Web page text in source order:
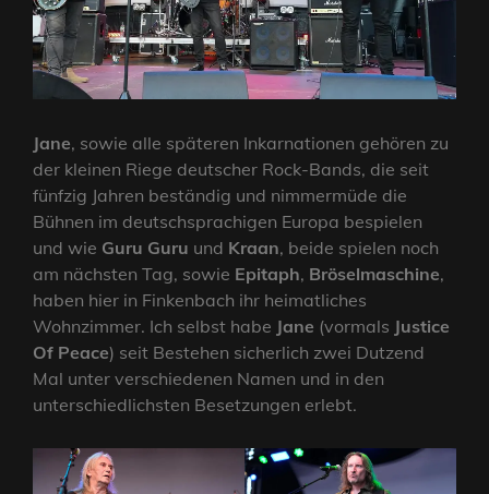
Jane, sowie alle späteren Inkarnationen gehören zu
der kleinen Riege deutscher Rock-Bands, die seit
fünfzig Jahren beständig und nimmermüde die
Bühnen im deutschsprachigen Europa bespielen
und wie Guru Guru und Kraan, beide spielen noch
am nächsten Tag, sowie Epitaph, Bröselmaschine,
haben hier in Finkenbach ihr heimatliches
Wohnzimmer. Ich selbst habe Jane (vormals Justice
Of Peace) seit Bestehen sicherlich zwei Dutzend
Mal unter verschiedenen Namen und in den
unterschiedlichsten Besetzungen erlebt.